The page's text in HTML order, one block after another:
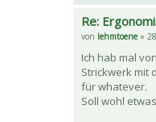
Re:
von lehmtoene »
Ich hab mal
Strickwerk mit
für whatever.
Soll wohl